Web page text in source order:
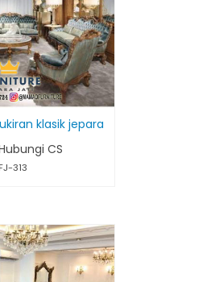
klasik jepara
CS
313